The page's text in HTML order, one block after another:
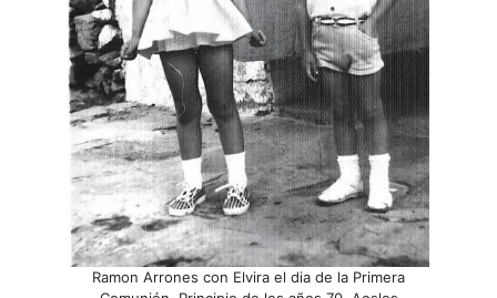
Ramon Arrones con Elvira el dia de la Primera